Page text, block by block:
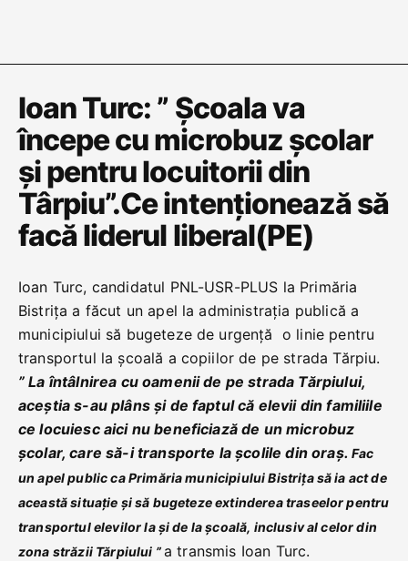
Ioan Turc: ” Școala va
începe cu microbuz școlar
și pentru locuitorii din
Târpiu”.Ce intenționează să
facă liderul liberal(PE)
Ioan Turc, candidatul PNL-USR-PLUS la Primăria
Bistrița a făcut un apel la administrația publică a
municipiului să bugeteze de urgență o linie pentru
transportul la școală a copiilor de pe strada Tărpiu.
” La întâlnirea cu oamenii de pe strada Tărpiului,
aceștia s-au plâns și de faptul că elevii din familiile
ce locuiesc aici nu beneficiază de un microbuz
școlar, care să-i transporte la școlile din oraș.Fac
un apel public ca Primăria municipiului Bistrița să ia act de
această situație și să bugeteze extinderea traseelor pentru
transportul elevilor la și de la școală, inclusiv al celor din
zona străzii Tărpiului ”a transmis Ioan Turc.